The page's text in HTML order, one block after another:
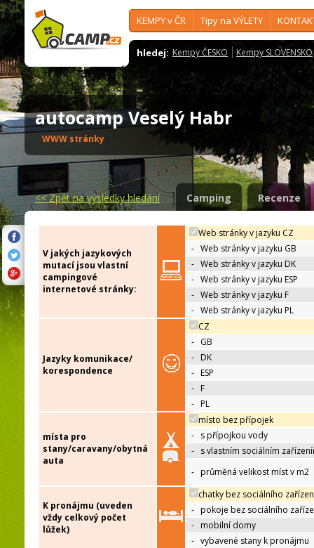
KEMPY v ČR Tipy na VÝLETY
hledej: Kempy ČESKO Kempy SLOVENSKO
autocamp Veselý Habr
WWW stránky
<<Zpět na výsledky hledání Camping Recenze
V jakých jazykových
mutací jsou vlastní
campingové
internetové stránky:
Web stránky v jazyku CZ
- Web stránky v jazyku GB
- Web stránky v jazyku DK
- Web stránky v jazyku ESP
- Web stránky v jazyku F
- Web stránky v jazyku PL
Jazyky komunikace/
korespondence
CZ
- GB
- DK
- ESP
- F
- PL
místa pro
stany/caravany/obytná
auta
místo bez přípojek
- s přípojkou vody
- s vlastním sociálním
- průměná velikost míst v m2
K pronájmu (uveden
vždy celkový počet
lůžek)
chatky bez sociálního
- pokoje bez sociálního
- mobilní domy
- vybavené stany k pronájmu